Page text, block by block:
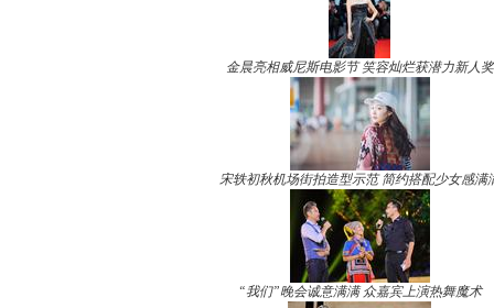
金晨亮相威尼斯电影节 笑容灿烂获潜力新人奖
宋轶初秋机场街拍造型示范 简约搭配少女感满
“我们”晚会诚意满满 众嘉宾上演热舞魔术